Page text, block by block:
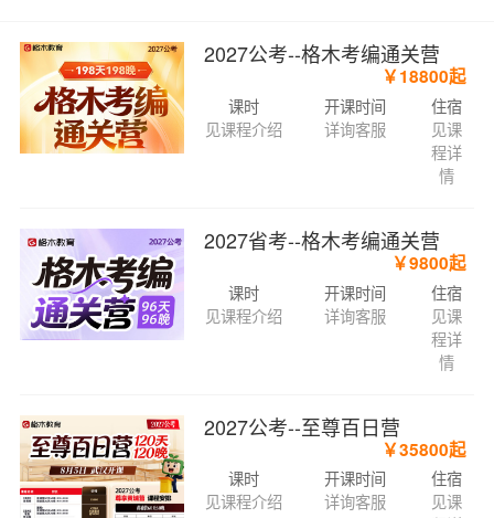
2027公考--格木考编通关营
￥18800起
课时
见课程介绍
开课时间
详询客服
住宿
见课
程详
情
2027省考--格木考编通关营
￥9800起
课时
见课程介绍
开课时间
详询客服
住宿
见课
程详
情
2027公考--至尊百日营
￥35800起
课时
见课程介绍
开课时间
详询客服
住宿
见课